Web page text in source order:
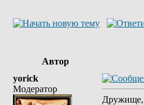
Автор
yorick
Модератор